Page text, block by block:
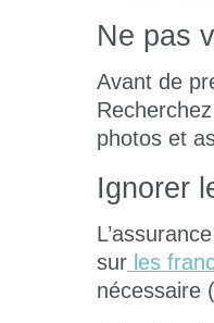
Ne pas
Avant de
photos et
Ignorer
sur les
nécessaire